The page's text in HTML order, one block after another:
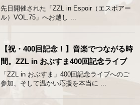
先日開催された「ZZL in Espoir（エスポアー
ル）VOL.75」へお越し ...
【祝・400回記念！】音楽でつながる時
間。ZZL in おぶすま400回記念ライブ
「ZZL in おぶすま」400回記念ライブへのご
参加、そして温かい応援を本当に ...